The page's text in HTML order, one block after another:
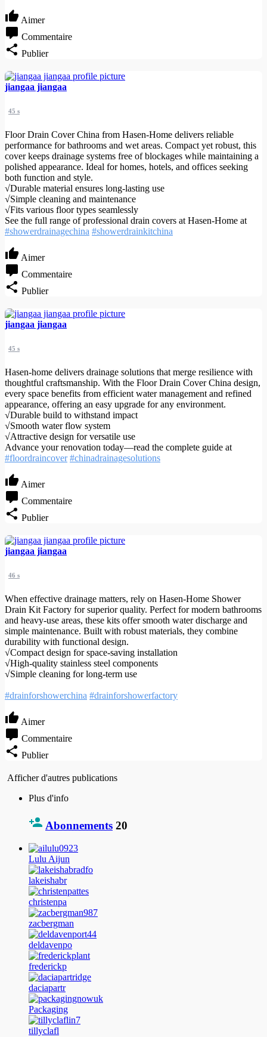
Aimer
Commentaire
Publier
jiangaa jiangaa
45 s
Floor Drain Cover China from Hasen-Home delivers reliable
performance for bathrooms and wet areas. Compact yet robust, this
cover keeps drainage systems free of blockages while maintaining a
polished appearance. Ideal for homes, hotels, and offices seeking
both function and style.
√Durable material ensures long-lasting use
√Simple cleaning and maintenance
√Fits various floor types seamlessly
See the full range of professional drain covers at Hasen-Home at
#showerdrainagechina #showerdrainkitchina
Aimer
Commentaire
Publier
jiangaa jiangaa
45 s
Hasen-home delivers drainage solutions that merge resilience with
thoughtful craftsmanship. With the Floor Drain Cover China design,
every space benefits from efficient water management and refined
appearance, offering an easy upgrade for any environment.
√Durable build to withstand impact
√Smooth water flow system
√Attractive design for versatile use
Advance your renovation today—read the complete guide at
#floordraincover #chinadrainagesolutions
Aimer
Commentaire
Publier
jiangaa jiangaa
46 s
When effective drainage matters, rely on Hasen-Home Shower
Drain Kit Factory for superior quality. Perfect for modern bathrooms
and heavy-use areas, these kits offer smooth water discharge and
simple maintenance. Built with robust materials, they combine
durability with functional design.
√Compact design for space-saving installation
√High-quality stainless steel components
√Simple cleaning for long-term use
#drainforshowerchina #drainforshowerfactory
Aimer
Commentaire
Publier
Afficher d'autres publications
Plus d'info
Abonnements 20
Lulu Aijun
lakeishabr
christenpa
zacbergman
deldavenpo
frederickp
daciapartr
Packaging
tillyclafl